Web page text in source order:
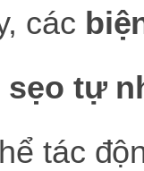
các
tự
tác